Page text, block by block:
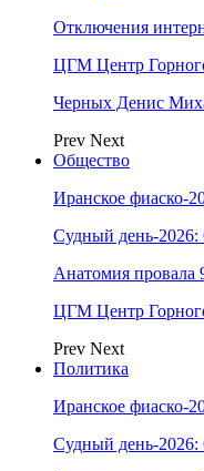
Отключения
ЦГМ Центр
Черных Денис
Prev Next
Общество
Иранское фиаско-
Судный день-
Анатомия провала
ЦГМ Центр
Prev Next
Политика
Иранское фиаско-
Судный день-